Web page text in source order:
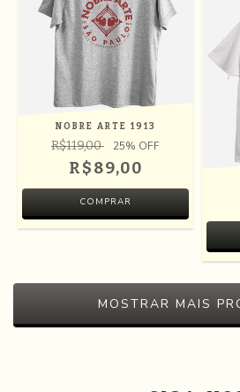
NOBRE ARTE 1913
R$119,00 25% OFF
R$89,00
COMPRAR
MOSTRAR MAIS